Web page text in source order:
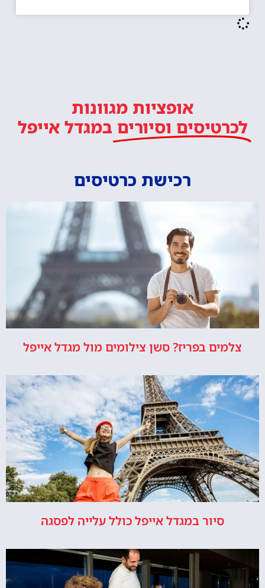
אופציות מגוונות
לכרטיסים וסיורים במגדל אייפל
רכישת כרטיסים
צלמים בפריז? סשן צילומים מול מגדל אייפל
סיור במגדל אייפל כולל עלייה לפסגה